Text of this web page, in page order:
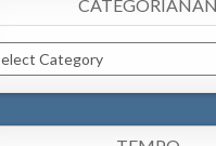
CATEGORIANAN